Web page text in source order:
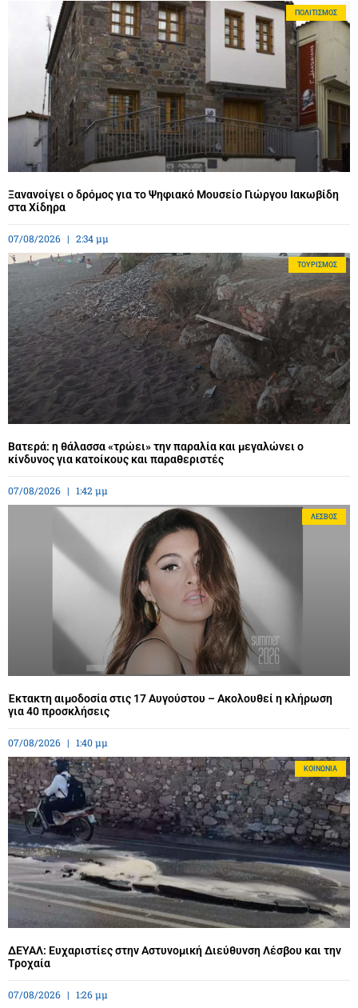
ΠΟΛΙΤΙΣΜΌΣ
Ξανανοίγει ο δρόμος για το Ψηφιακό Μουσείο Γιώργου Ιακωβίδη
στα Χίδηρα
07/08/2026 2:34 μμ
ΤΟΥΡΙΣΜΌΣ
Βατερά: η θάλασσα «τρώει» την παραλία και μεγαλώνει ο
κίνδυνος για κατοίκους και παραθεριστές
07/08/2026 1:42 μμ
ΛΈΣΒΟΣ
Έκτακτη αιμοδοσία στις 17 Αυγούστου – Ακολουθεί η κλήρωση
για 40 προσκλήσεις
07/08/2026 1:40 μμ
ΚΟΙΝΩΝΊΑ
ΔΕΥΑΛ: Ευχαριστίες στην Αστυνομική Διεύθυνση Λέσβου και την
Τροχαία
07/08/2026 1:26 μμ